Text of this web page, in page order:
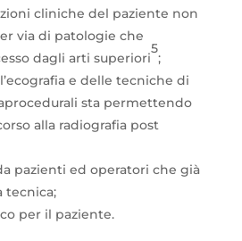
cliniche del paziente non
via di patologie che
dagli arti superiori
5
;
e delle tecniche di
sta permettendo
alla radiografia post
pazienti ed operatori che già
tecnica;
per il paziente.